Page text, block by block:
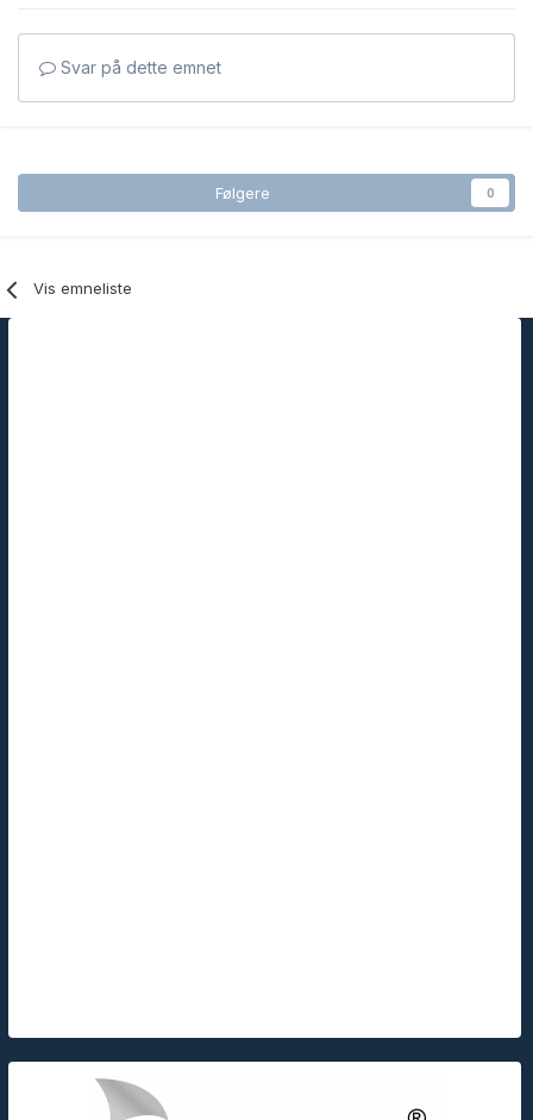
Svar på dette emnet
Følgere 0
Vis emneliste